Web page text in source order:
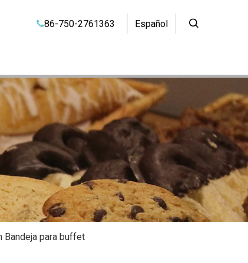
86-750-2761363 Español
Bandeja para buffet